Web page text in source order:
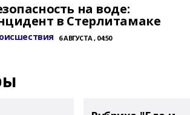
на воде:
в Стерлитамаке
6 АВГУСТА , 04:50